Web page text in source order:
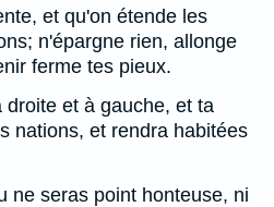
et qu'on étende les
n'épargne rien, allonge
ferme tes pieux.
droite et à gauche, et ta
nations, et rendra habitées
ne seras point honteuse, ni